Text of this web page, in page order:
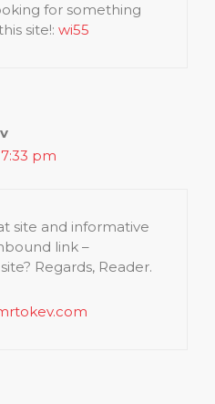
for something
site!: wi55
pm
site and informative
link –
Regards, Reader.